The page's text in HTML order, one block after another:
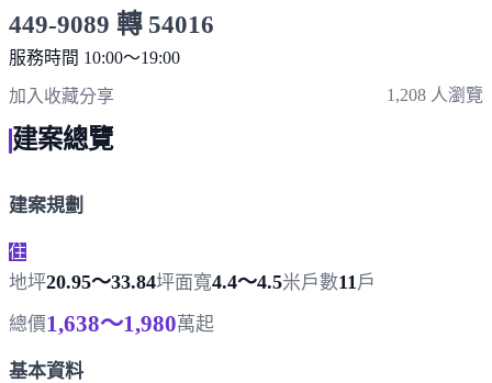
449-9089 轉 54016
服務時間 10:00～19:00
點擊上方掃描 QR Code 可快速撥打
加入收藏分享 1,208 人瀏覽
建案總覽
建案規劃
住
地坪20.95～33.84坪面寬4.4～4.5米戶數11 戶
總價1,638～1,980萬起
基本資料